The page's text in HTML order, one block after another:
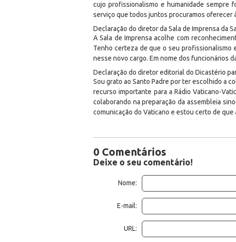
cujo profissionalismo e humanidade sempre
serviço que todos juntos procuramos oferecer
Declaração do diretor da Sala de Imprensa da
A Sala de Imprensa acolhe com
Tenho certeza de que o seu profissionalismo
nesse novo cargo. Em nome dos funcionários
Declaração do diretor editorial do Dicastério
Sou grato ao Santo Padre por ter escolhido a
recurso importante para a Rádio Vaticano-
colaborando na preparação da assembleia
comunicação do Vaticano e estou certo de que
0 Comentários
Deixe o seu comentário!
Nome:
E-mail:
URL: